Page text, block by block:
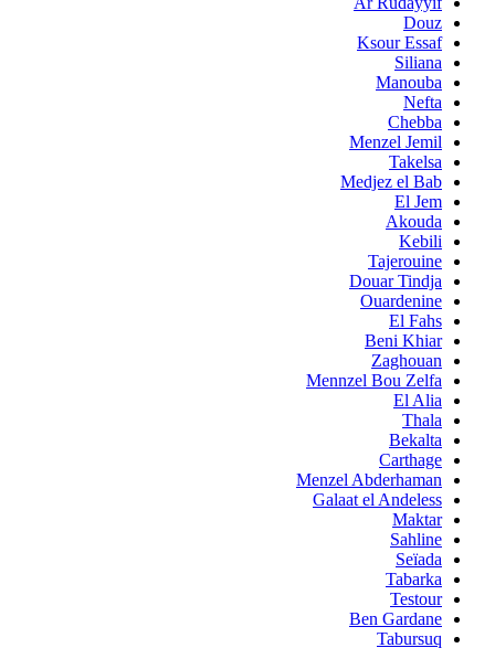
Douz
Ksour Essaf
Siliana
Manouba
Nefta
Chebba
Menzel Jemil
Takelsa
Medjez el Bab
El Jem
Akouda
Kebili
Tajerouine
Douar Tindja
Ouardenine
El Fahs
Beni Khiar
Zaghouan
Mennzel Bou Zelfa
El Alia
Thala
Bekalta
Carthage
Menzel Abderhaman
Galaat el Andeless
Maktar
Sahline
Seïada
Tabarka
Testour
Ben Gardane
Tabursuq